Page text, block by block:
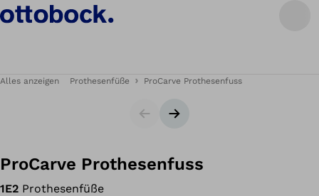
Alles anzeigen Prothesenfüße ProCarve Prothesenfuss
SliderNächster Slide
ProCarve Prothesenfuss
1E2 Prothesenfüße